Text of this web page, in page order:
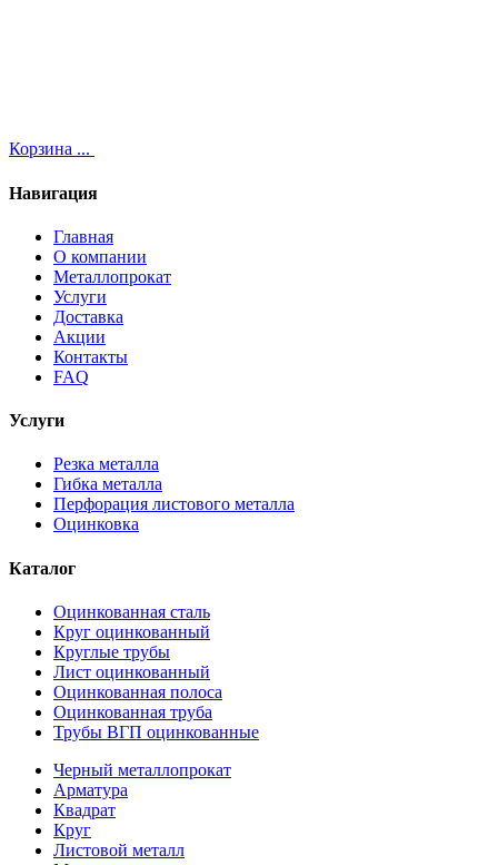
Корзина ...
Навигация
Главная
О компании
Металлопрокат
Услуги
Доставка
Акции
Контакты
FAQ
Услуги
Резка металла
Гибка металла
Перфорация листового металла
Оцинковка
Каталог
Оцинкованная сталь
Круг оцинкованный
Круглые трубы
Лист оцинкованный
Оцинкованная полоса
Оцинкованная труба
Трубы ВГП оцинкованные
Черный металлопрокат
Арматура
Квадрат
Круг
Листовой металл